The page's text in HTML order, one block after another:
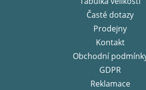
Časté dotazy
Prodejny
Kontakt
Obchodní
GDPR
Reklamace